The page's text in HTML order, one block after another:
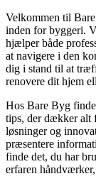
Velkommen til
inden for byggeri.
hjælper både
at navigere i den
dig i stand til at
renovere dit hjem
Hos Bare Byg
tips, der dækker alt
løsninger og
præsentere
finde det, du har
erfaren